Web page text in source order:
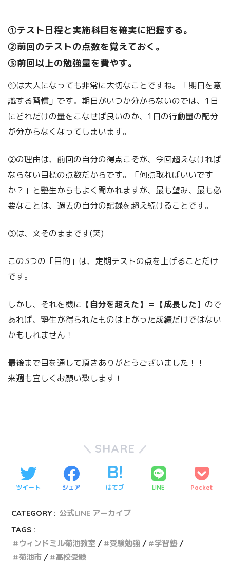
➀テスト日程と実施科目を確実に把握する。
②前回のテストの点数を覚えておく。
③前回以上の勉強量を費やす。
➀は大人になっても非常に大切なことですね。「期日を意
識する習慣」です。期日がいつか分からないのでは、1日
にどれだけの量をこなせば良いのか、1日の行動量の配分
が分からなくなってしまいます。
②の理由は、前回の自分の得点こそが、今回超えなければ
ならない目標の点数だからです。「何点取ればいいです
か？」と塾生からもよく聞かれますが、最も望み、最も必
要なことは、過去の自分の記録を超え続けることです。
③は、文そのままです(笑)
この3つの「目的」は、定期テストの点を上げることだけ
です。
しかし、それを機に 【自分を超えた】＝【成長した】 ので
あれば、塾生が得られたものは上がった成績だけではない
かもしれません！
最後まで目を通して頂きありがとうございました！！
来週も宜しくお願い致します！
SHARE
ツイート シェア はてブ LINE Pocket
CATEGORY : 公式LINE アーカイブ
TAGS :
ウィンドミル菊池教室
受験勉強
学習塾
菊池市
高校受験